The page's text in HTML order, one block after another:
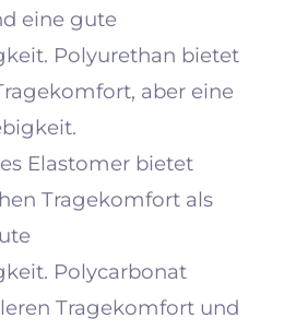
eine gute
Polyurethan bietet
aber eine
Elastomer bietet
Tragekomfort als
Polycarbonat
Tragekomfort und